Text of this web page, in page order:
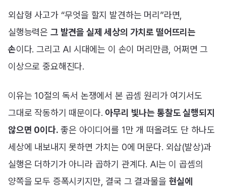
외삽형 사고가 “무엇을 할지 발견하는 머리”라면,
실행능력은 그 발견을 실제 세상의 가치로 떨어뜨리는
손이다. 그리고 AI 시대에는 이 손이 머리만큼, 어쩌면 그
이상으로 중요해진다.
이유는 10절의 독서 논쟁에서 본 곱셈 원리가 여기서도
그대로 작동하기 때문이다.아무리 빛나는 통찰도 실행되지
않으면 0이다. 좋은 아이디어를 1만 개 떠올려도 단 하나도
세상에 내보내지 못하면 가치는 0에 머문다. 외삽(발상)과
실행은 더하기가 아니라 곱하기 관계다. AI는 이 곱셈의
양쪽을 모두 증폭시키지만, 결국 그 결과물을 현실에